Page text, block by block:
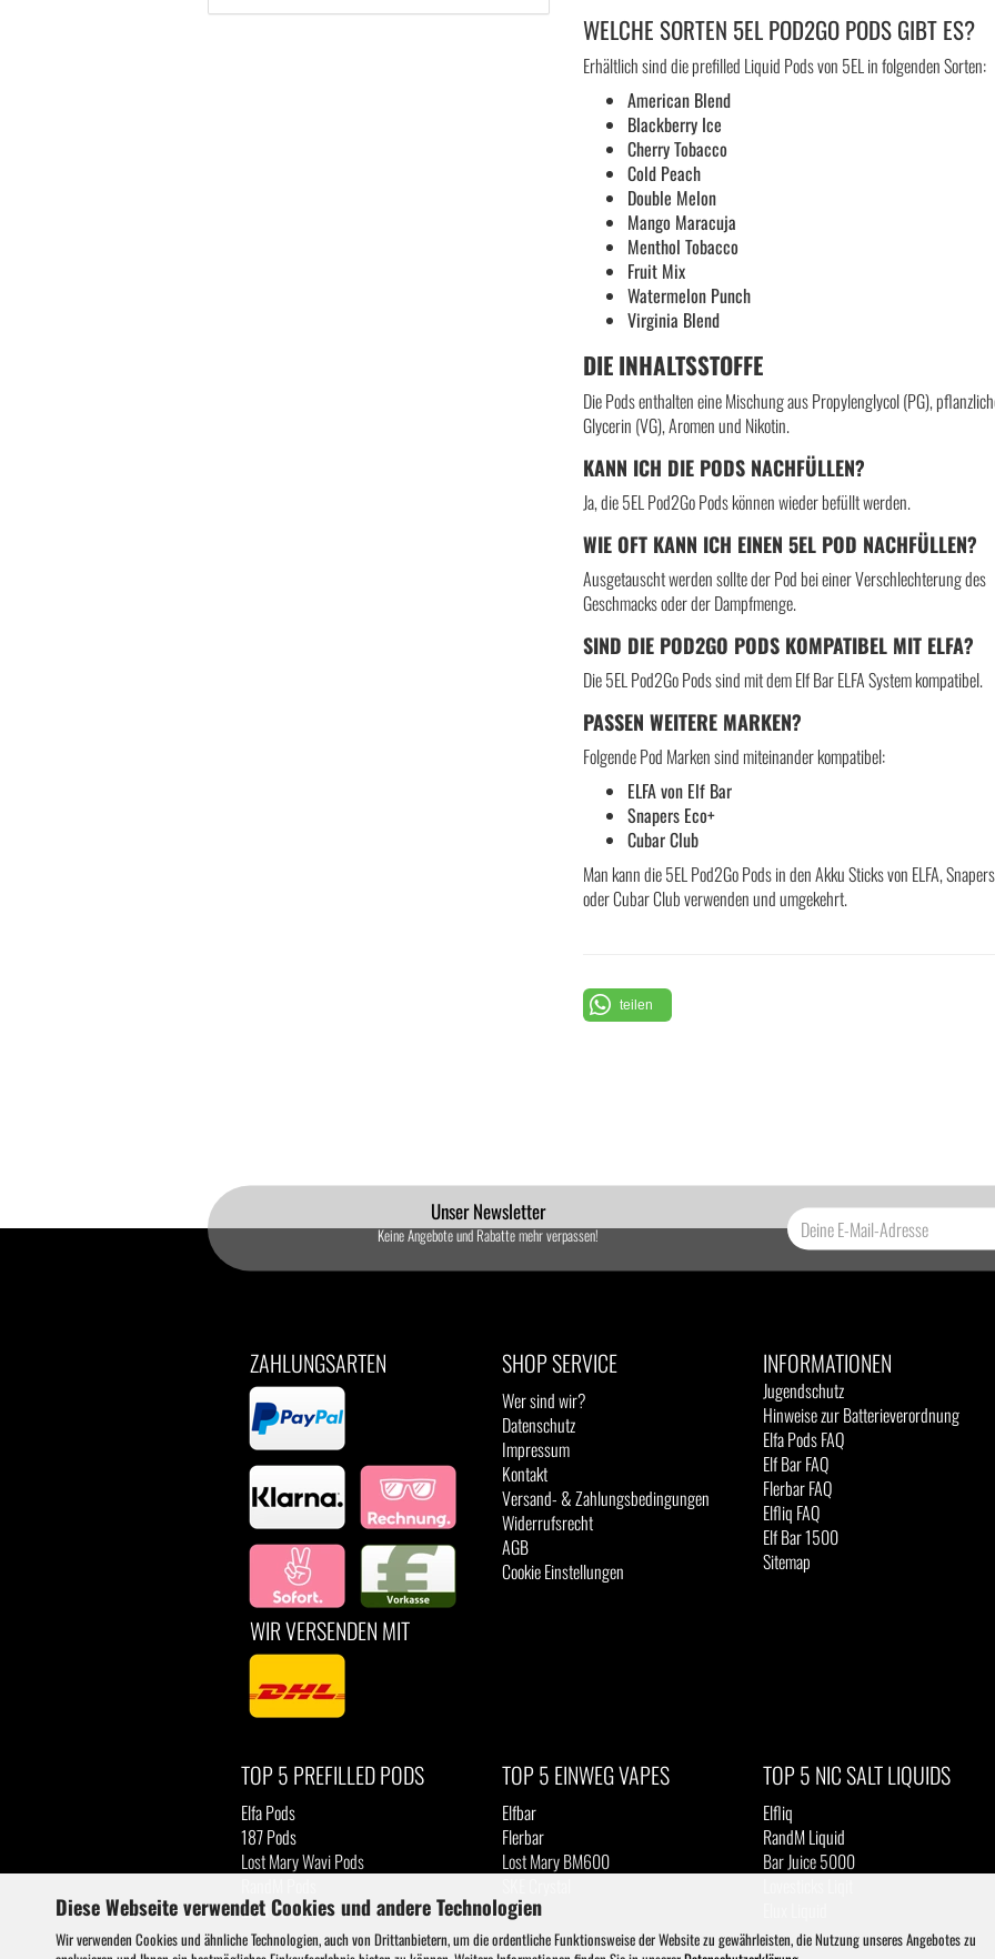
Diese Webseite verwendet Cookies und andere Technologien
Wir verwenden Cookies und ähnliche Technologien, auch von Drittanbietern, um die ordentliche Funktionsweise der Website zu gewährleisten, die Nutzung unseres Angebotes zu
WELCHE SORTEN 5EL POD2GO PODS GIBT ES?
Erhältlich sind die prefilled Liquid Pods von 5EL in folgenden Sorten:
American Blend
Blackberry Ice
Cherry Tobacco
Cold Peach
Double Melon
Mango Maracuja
Menthol Tobacco
Fruit Mix
Watermelon Punch
Virginia Blend
DIE INHALTSSTOFFE
Die Pods enthalten eine Mischung aus Propylenglycol (PG),
Glycerin (VG), Aromen und Nikotin.
KANN ICH DIE PODS NACHFÜLLEN?
Ja, die 5EL Pod2Go Pods können wieder befüllt werden.
WIE OFT KANN ICH EINEN 5EL POD NACHFÜLLEN?
Ausgetauscht werden sollte der Pod bei einer Verschlechterung des
Geschmacks oder der Dampfmenge.
SIND DIE POD2GO PODS KOMPATIBEL MIT ELFA?
Die 5EL Pod2Go Pods sind mit dem Elf Bar ELFA System kompatibel.
PASSEN WEITERE MARKEN?
Folgende Pod Marken sind miteinander kompatibel:
ELFA von Elf Bar
Snapers Eco+
Cubar Club
Man kann die 5EL Pod2Go Pods in den Akku Sticks von ELFA,
oder Cubar Club verwenden und umgekehrt.
teilen
Unser Newsletter
Keine Angebote und Rabatte mehr verpassen!
ZAHLUNGSARTEN
WIR VERSENDEN MIT
SHOP SERVICE
Wer sind wir?
Datenschutz
Impressum
Kontakt
Versand- & Zahlungsbedingungen
Widerrufsrecht
AGB
Cookie Einstellungen
INFORMATIONEN
Jugendschutz
Hinweise zur Batterieverordnung
Elfa Pods FAQ
Elf Bar FAQ
Flerbar FAQ
Elfliq FAQ
Elf Bar 1500
Sitemap
TOP 5 PREFILLED PODS
Elfa Pods
187 Pods
Lost Mary Wavi Pods
Luva Pods
TOP 5 EINWEG VAPES
Elfbar
Flerbar
Lost Mary BM600
IVG
TOP 5 NIC SALT LIQUIDS
Elfliq
RandM Liquid
Bar Juice 5000